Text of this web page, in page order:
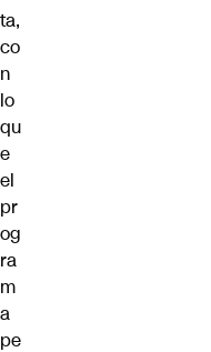
ta,
co
n
lo
qu
e
el
pr
og
ra
m
a
pe